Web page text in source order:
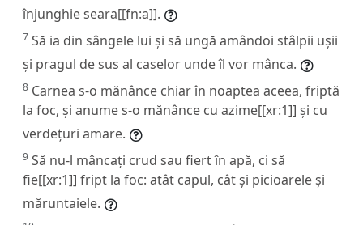
înjunghie seara[[fn:a]].
7 Să ia din sângele lui și să ungă amândoi stâlpii ușii
și pragul de sus al caselor unde îl vor mânca.
8 Carnea s-o mănânce chiar în noaptea aceea, friptă
la foc, și anume s-o mănânce cu azime[[xr:1]] și cu
verdețuri amare.
9 Să nu-l mâncați crud sau fiert în apă, ci să
fie[[xr:1]] fript la foc: atât capul, cât și picioarele și
măruntaiele.